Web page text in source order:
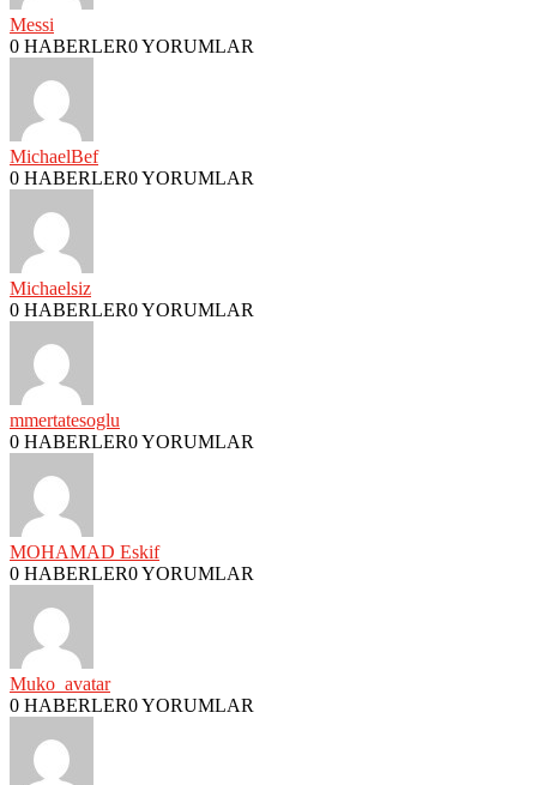
Messi
0 HABERLER0 YORUMLAR
MichaelBef
0 HABERLER0 YORUMLAR
Michaelsiz
0 HABERLER0 YORUMLAR
mmertatesoglu
0 HABERLER0 YORUMLAR
MOHAMAD Eskif
0 HABERLER0 YORUMLAR
Muko_avatar
0 HABERLER0 YORUMLAR